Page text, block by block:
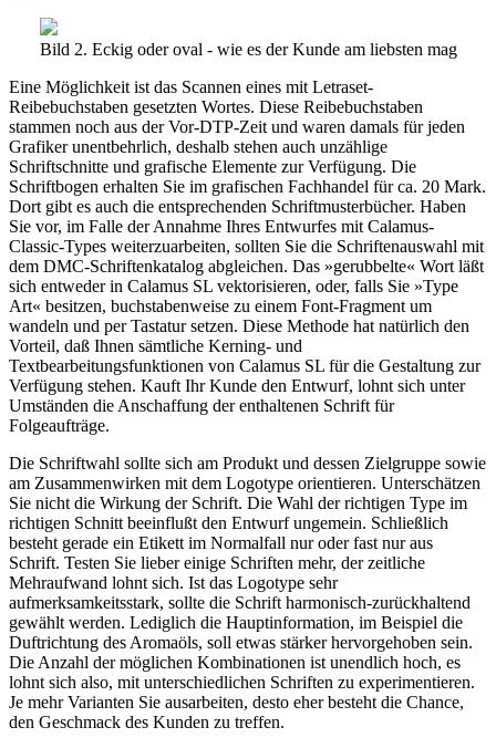
Bild 2. Eckig oder oval - wie es der Kunde am liebsten mag
Eine Möglichkeit ist das Scannen eines mit Letraset-
Reibebuchstaben gesetzten Wortes. Diese Reibebuchstaben
stammen noch aus der Vor-DTP-Zeit und waren damals für jeden
Grafiker unentbehrlich, deshalb stehen auch unzählige
Schriftschnitte und grafische Elemente zur Verfügung. Die
Schriftbogen erhalten Sie im grafischen Fachhandel für ca. 20 Mark.
Dort gibt es auch die entsprechenden Schriftmusterbücher. Haben
Sie vor, im Falle der Annahme Ihres Entwurfes mit Calamus-
Classic-Types weiterzuarbeiten, sollten Sie die Schriftenauswahl mit
dem DMC-Schriftenkatalog abgleichen. Das »gerubbelte« Wort läßt
sich entweder in Calamus SL vektorisieren, oder, falls Sie »Type
Art« besitzen, buchstabenweise zu einem Font-Fragment um
wandeln und per Tastatur setzen. Diese Methode hat natürlich den
Vorteil, daß Ihnen sämtliche Kerning- und
Textbearbeitungsfunktionen von Calamus SL für die Gestaltung zur
Verfügung stehen. Kauft Ihr Kunde den Entwurf, lohnt sich unter
Umständen die Anschaffung der enthaltenen Schrift für
Folgeaufträge.
Die Schriftwahl sollte sich am Produkt und dessen Zielgruppe sowie
am Zusammenwirken mit dem Logotype orientieren. Unterschätzen
Sie nicht die Wirkung der Schrift. Die Wahl der richtigen Type im
richtigen Schnitt beeinflußt den Entwurf ungemein. Schließlich
besteht gerade ein Etikett im Normalfall nur oder fast nur aus
Schrift. Testen Sie lieber einige Schriften mehr, der zeitliche
Mehraufwand lohnt sich. Ist das Logotype sehr
aufmerksamkeitsstark, sollte die Schrift harmonisch-zurückhaltend
gewählt werden. Lediglich die Hauptinformation, im Beispiel die
Duftrichtung des Aromaöls, soll etwas stärker hervorgehoben sein.
Die Anzahl der möglichen Kombinationen ist unendlich hoch, es
lohnt sich also, mit unterschiedlichen Schriften zu experimentieren.
Je mehr Varianten Sie ausarbeiten, desto eher besteht die Chance,
den Geschmack des Kunden zu treffen.